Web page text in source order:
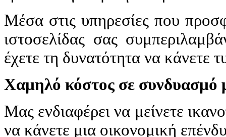
Μέσα στις υπηρεσίες που
ιστοσελίδας σας
έχετε τη δυνατότητα να κάνετε
Χαμηλό κόστος σε συνδυασμό
Μας ενδιαφέρει να μείνετε
να κάνετε μια οικονομική